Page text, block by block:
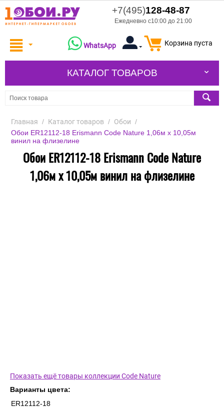
+7(495)128-48-87
Ежедневно с10:00 до 21:00
Корзина пуста
WhatsApp
КАТАЛОГ ТОВАРОВ
Главная / Каталог товаров / Обои /
Обои ER12112-18 Erismann Code Nature 1,06м х 10,05м
винил на флизелине
Обои ER12112-18 Erismann Code Nature
1,06м х 10,05м винил на флизелине
Показать ещё товары коллекции Code Nature
Варианты цвета:
ER12112-18